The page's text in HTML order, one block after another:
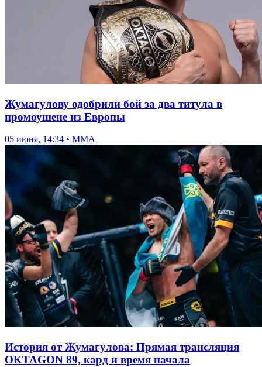
Жумагулову одобрили бой за два титула в
промоушене из Европы
05 июня, 14:34 • ММА
История от Жумагулова: Прямая трансляция
OKTAGON 89, кард и время начала